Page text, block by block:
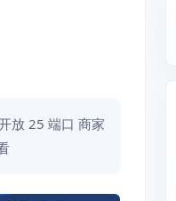
放 25 端口 商家